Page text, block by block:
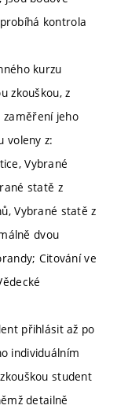
kontrola
kurzu
zkouškou, z
jeho
voleny z:
Vybrané
statě z
Vybrané statě z
dvou
Citování ve
přihlásit až po
individuálním
student
detailně